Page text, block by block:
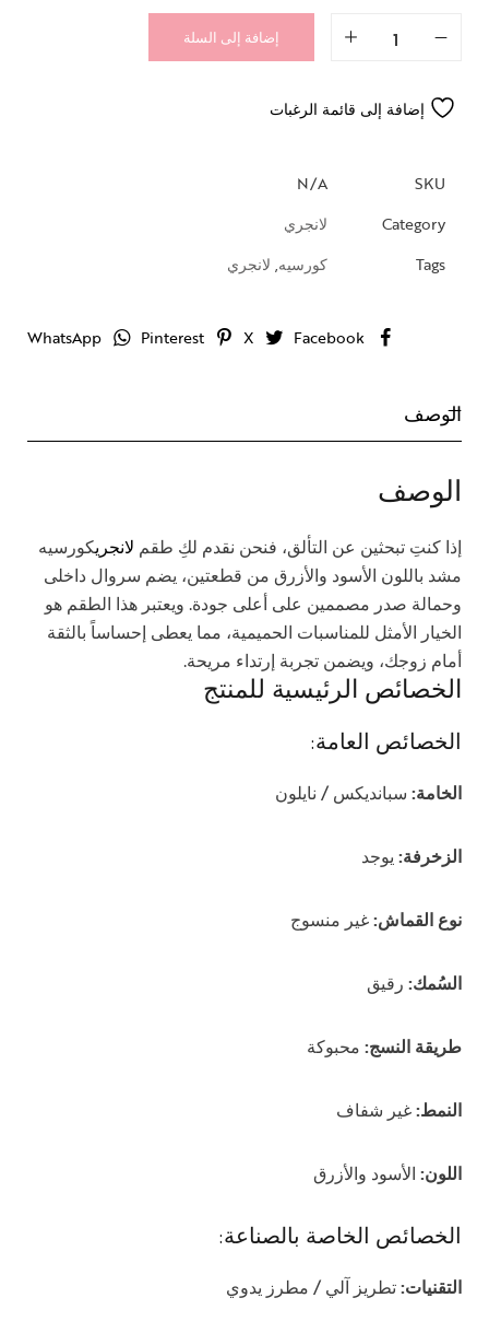
إضافة إلى السلة
إضافة إلى قائمة الرغبات
SKU
N/A
Category
لانجري
Tags
كورسيه, لانجري
Facebook
X
Pinterest
WhatsApp
الوصف
الوصف
إذا كنتِ تبحثين عن التألق، فنحن نقدم لكِ طقم لانجريكورسيه
مشد باللون الأسود والأزرق من قطعتين، يضم سروال داخلى
وحمالة صدر مصممين على أعلى جودة. ويعتبر هذا الطقم هو
الخيار الأمثل للمناسبات الحميمية، مما يعطى إحساساً بالثقة
أمام زوجك، ويضمن تجربة إرتداء مريحة.
الخصائص الرئيسية للمنتج
الخصائص العامة:
الخامة: سبانديكس / نايلون
الزخرفة: يوجد
نوع القماش:غير منسوج
السُمك: رقيق
طريقة النسج: محبوكة
النمط:غير شفاف
اللون: الأسود والأزرق
الخصائص الخاصة بالصناعة:
التقنيات:تطريز آلي / مطرز يدوي